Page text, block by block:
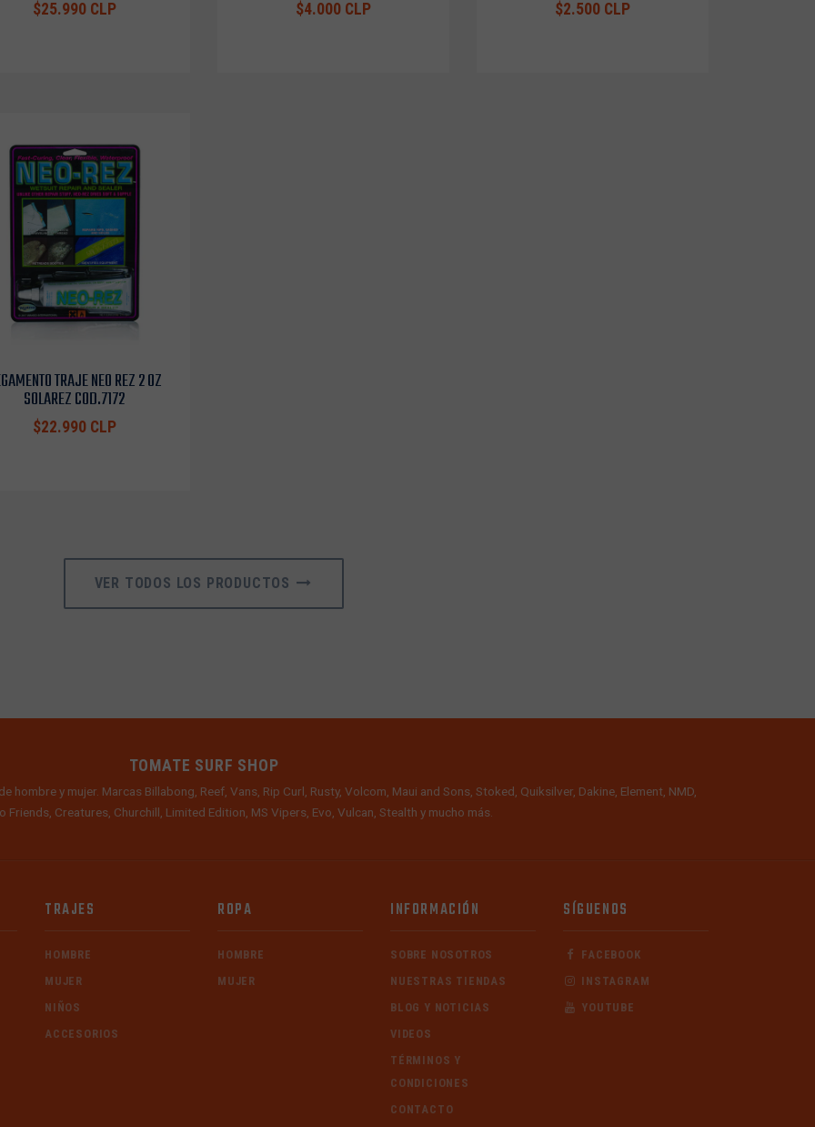
$25.990 CLP $4.000 CLP $2.500 CLP
TRAJE NEO REZ 2 OZ
SOLAREZ COD.7172
$22.990 CLP
VER TODOS LOS PRODUCTOS
TOMATE SURF SHOP
y mujer. Marcas Billabong, Reef, Vans, Rip Curl, Rusty, Volcom, Maui and Sons, Stoked, Quiksilver, Dakine, Element, NMD,
Friends, Creatures, Churchill, Limited Edition, MS Vipers, Evo, Vulcan, Stealth y mucho más.
TRAJES
HOMBRE
MUJER
NIÑOS
ACCESORIOS
ROPA
HOMBRE
MUJER
INFORMACIÓN
SOBRE NOSOTROS
NUESTRAS TIENDAS
BLOG Y NOTICIAS
VIDEOS
TÉRMINOS Y
CONDICIONES
CONTACTO
SÍGUENOS
FACEBOOK
INSTAGRAM
YOUTUBE